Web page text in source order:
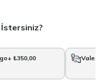
İstersiniz?
+ ₺350,00 Vale